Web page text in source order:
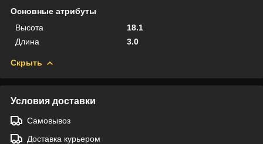
Основные атрибуты
Высота
18.1
Длина
3.0
Скрыть
Условия доставки
Самовывоз
Доставка курьером